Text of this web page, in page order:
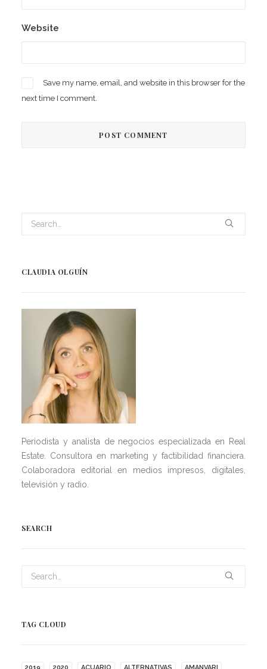
Website
Save my name, email, and website in this browser for the
next time I comment.
CLAUDIA OLGUÍN
Periodista y analista de negocios especializada en Real
Estate. Consultora en marketing y factibilidad financiera.
Colaboradora editorial en medios impresos, digitales,
televisión y radio.
SEARCH
TAG CLOUD
2019 2020 ACUARIO ALTERNATIVAS AMANVARI